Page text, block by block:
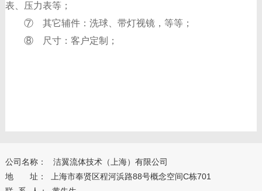
表、压力表等；
⑦ 其它辅件：洗球、带灯视镜，等等；
⑧ 尺寸：客户定制；
公司名称： 洁翼流体技术（上海）有限公司
地 址： 上海市奉贤区程河浜路88号概念空间C栋701